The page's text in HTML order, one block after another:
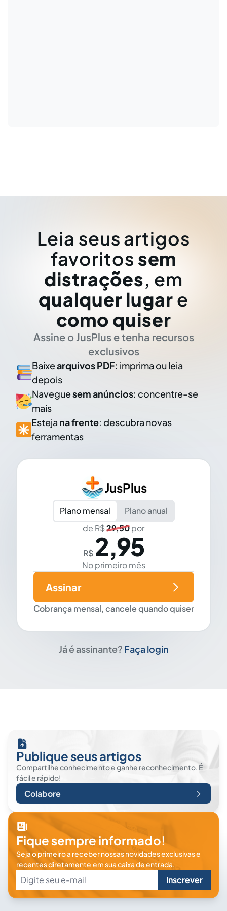
Leia seus artigos
favoritos sem
distrações, em
qualquer lugar e
como quiser
Assine o JusPlus e tenha recursos
exclusivos
Baixearquivos PDF: imprima ou leia
depois
Naveguesem anúncios: concentre-se
mais
Esteja na frente: descubra novas
ferramentas
JusPlus
Plano mensal
Plano anual
de R$29,50por
R$ 2,95
No primeiro mês
Cobrança mensal, cancele quando quiser
Assinar
Já é assinante? Faça login
Publique seus artigos
Compartilhe conhecimento e ganhe reconhecimento. É
fácil e rápido!
Colabore
Fique sempre informado!
Seja o primeiro a receber nossas novidades exclusivas e
recentes diretamente em sua caixa de entrada.
Inscrever